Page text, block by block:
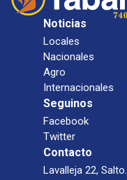
Noticias
Locales
Nacionales
Agro
Internacionales
Seguinos
Facebook
Twitter
Contacto
Lavalleja 22, Salto.